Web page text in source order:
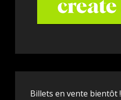
Billets en vente bientôt !